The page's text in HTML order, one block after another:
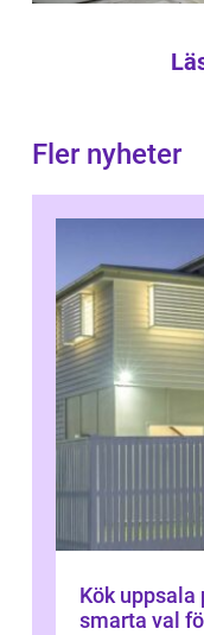
Fler nyheter
Kök uppsala planering, renovering och
smarta val